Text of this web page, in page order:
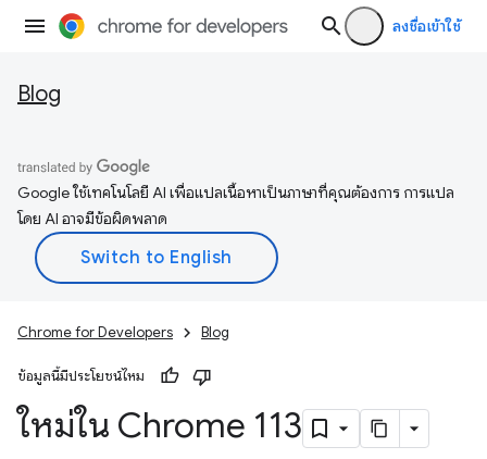
ลงชื่อเข้าใช้
Blog
Google ใช้เทคโนโลยี AI เพื่อแปลเนื้อหาเป็นภาษาที่คุณต้องการ การแปล
โดย AI อาจมีข้อผิดพลาด
Chrome for Developers Blog
ข้อมูลนี้มีประโยชน์ไหม
ใหม่ใน Chrome 113